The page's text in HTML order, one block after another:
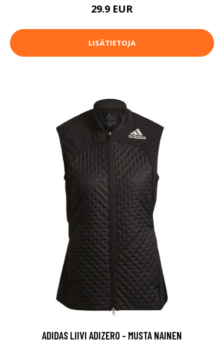
29.9 EUR
LISÄTIETOJA
ADIDAS LIIVI ADIZERO - MUSTA NAINEN